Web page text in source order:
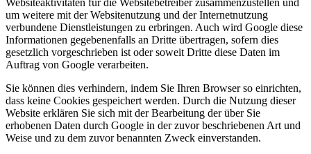
um weitere mit der Websitenutzung und der Internetnutzung
verbundene Dienstleistungen zu erbringen. Auch wird Google diese
Informationen gegebenenfalls an Dritte übertragen, sofern dies
gesetzlich vorgeschrieben ist oder soweit Dritte diese Daten im
Auftrag von Google verarbeiten.
Sie können dies verhindern, indem Sie Ihren Browser so einrichten,
dass keine Cookies gespeichert werden. Durch die Nutzung dieser
Website erklären Sie sich mit der Bearbeitung der über Sie
erhobenen Daten durch Google in der zuvor beschriebenen Art und
Weise und zu dem zuvor benannten Zweck einverstanden.